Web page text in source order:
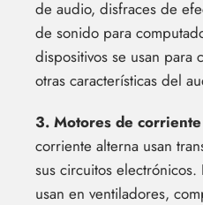
de audio, disfraces de
de sonido para
dispositivos se usan para
otras características del
3. Motores de
corriente alterna usan
sus circuitos electrónicos.
usan en ventiladores,